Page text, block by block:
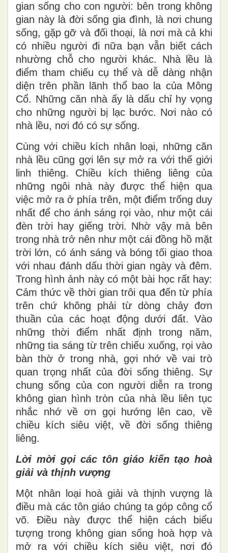
gian sống cho con người: bên trong không
gian này là đời sống gia đình, là nơi chung
sống, gặp gỡ và đối thoại, là nơi mà cả khi
có nhiều người đi nữa bạn vẫn biết cách
nhường chỗ cho người khác. Nhà lều là
điểm tham chiếu cụ thể và dễ dàng nhận
diện trên phần lãnh thổ bao la của Mông
Cổ. Những căn nhà ấy là dấu chỉ hy vọng
cho những người bị lạc bước. Nơi nào có
nhà lều, nơi đó có sự sống.
Cùng với chiều kích nhân loại, những căn
nhà lều cũng gợi lên sự mở ra với thế giới
linh thiêng. Chiều kích thiêng liêng của
những ngôi nhà này được thể hiện qua
việc mở ra ở phía trên, một điểm trống duy
nhất để cho ánh sáng rọi vào, như một cái
đèn trời hay giếng trời. Nhờ vậy mà bên
trong nhà trở nên như một cái đồng hồ mặt
trời lớn, có ánh sáng và bóng tối giao thoa
với nhau đánh dấu thời gian ngày và đêm.
Trong hình ảnh này có một bài học rất hay:
Cảm thức về thời gian trôi qua đến từ phía
trên chứ không phải từ dòng chảy đơn
thuần của các hoạt động dưới đất. Vào
những thời điểm nhất định trong năm,
những tia sáng từ trên chiếu xuống, rọi vào
bàn thờ ở trong nhà, gợi nhớ về vai trò
quan trọng nhất của đời sống thiêng. Sự
chung sống của con người diễn ra trong
không gian hình tròn của nhà lều liên tục
nhắc nhớ về ơn gọi hướng lên cao, về
chiều kích siêu việt, về đời sống thiêng
liêng.
Lời mời gọi các tôn giáo kiến tạo hoà
giải và thịnh vượng
Một nhân loại hoà giải và thịnh vượng là
điều mà các tôn giáo chúng ta góp công cổ
võ. Điều này được thể hiện cách biểu
tượng trong không gian sống hoà hợp và
mở ra với chiều kích siêu việt, nơi đó